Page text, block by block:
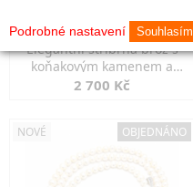
Elegantní stříbrná brož s
koňakovým kamenem a
markazity
2 700 Kč
NOVÉ OBJEDNÁNO
Podrobné nastavení Souhlasím